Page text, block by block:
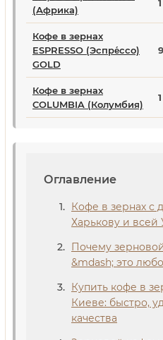
(Африка)
Кофе в зернах
ESPRESSO (Эспре́ссо)
GOLD
Кофе в зернах
COLUMBIA (Колумбия)
Оглавление
Кофе в зернах с
Харькову и всей
Почему
&mdash; это
Купить кофе в
Киеве: быстро,
качества